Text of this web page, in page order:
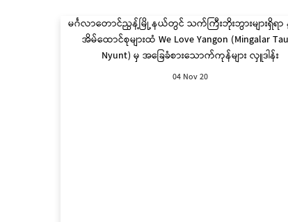
မင်္ဂလာတောင်ညွန့်မြို့နယ်တွင် သက်ကြီးဘိုးဘွားများရှိရာ နွ
အိမ်ထောင်စုများထံ We Love Yangon (Mingalar
Nyunt) မှ အခြေခံစားသောက်ကုန်များ လှူဒါန်း
04 Nov 20